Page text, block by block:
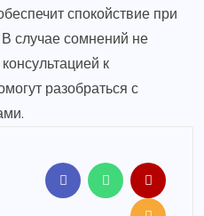
спокойствие при
случае сомнений не
к
разобраться с